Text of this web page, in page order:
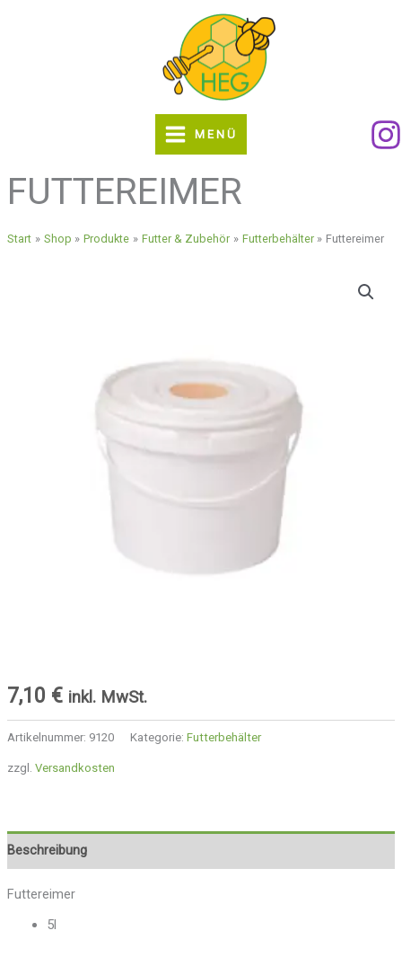
MENÜ
FUTTEREIMER
Start Shop Produkte Futter & Zubehör Futterbehälter Futtereimer
7,10 € inkl. MwSt.
Artikelnummer: 9120 Kategorie: Futterbehälter
zzgl. Versandkosten
Beschreibung
Futtereimer
5l